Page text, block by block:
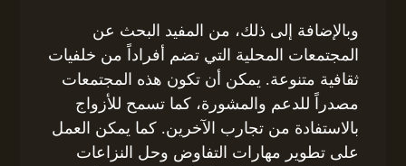
وبالإضافة إلى ذلك، من المفيد البحث عن
المجتمعات المحلية التي تضم أفراداً من خلفيات
ثقافية متنوعة. يمكن أن تكون هذه المجتمعات
مصدراً للدعم والمشورة، كما تسمح للأزواج
بالاستفادة من تجارب الآخرين. كما يمكن العمل
على تطوير مهارات التفاوض وحل النزاعات